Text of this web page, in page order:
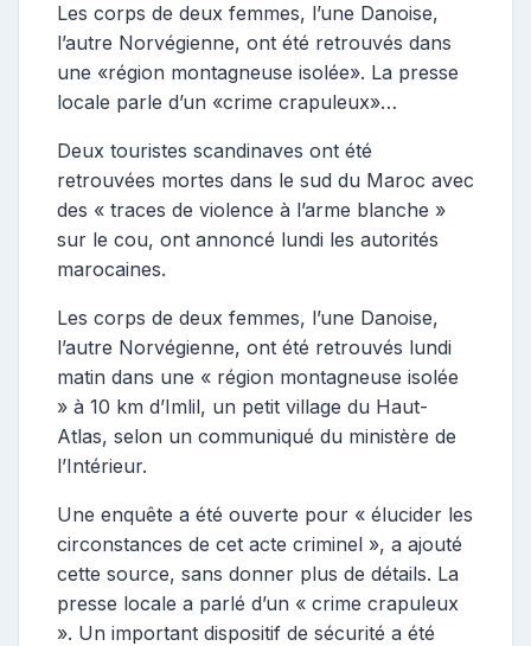
Les corps de deux femmes, l’une Danoise,
l’autre Norvégienne, ont été retrouvés dans
une «région montagneuse isolée». La presse
locale parle d’un «crime crapuleux»…
Deux touristes scandinaves ont été
retrouvées mortes dans le sud du Maroc avec
des « traces de violence à l’arme blanche »
sur le cou, ont annoncé lundi les autorités
marocaines.
Les corps de deux femmes, l’une Danoise,
l’autre Norvégienne, ont été retrouvés lundi
matin dans une « région montagneuse isolée
» à 10 km d’Imlil, un petit village du Haut-
Atlas, selon un communiqué du ministère de
l’Intérieur.
Une enquête a été ouverte pour « élucider les
circonstances de cet acte criminel », a ajouté
cette source, sans donner plus de détails. La
presse locale a parlé d’un « crime crapuleux
». Un important dispositif de sécurité a été